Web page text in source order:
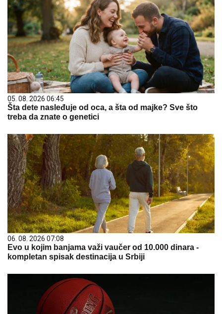
05. 08. 2026 06:45
Šta dete nasleđuje od oca, a šta od majke? Sve što
treba da znate o genetici
06. 08. 2026 07:08
Evo u kojim banjama važi vaučer od 10.000 dinara -
kompletan spisak destinacija u Srbiji